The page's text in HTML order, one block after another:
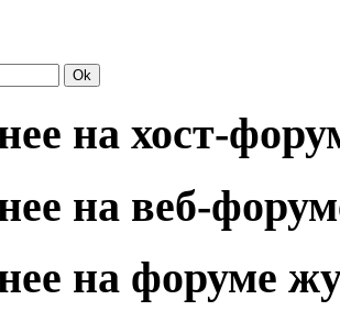
на хост-
на веб-
на форуме